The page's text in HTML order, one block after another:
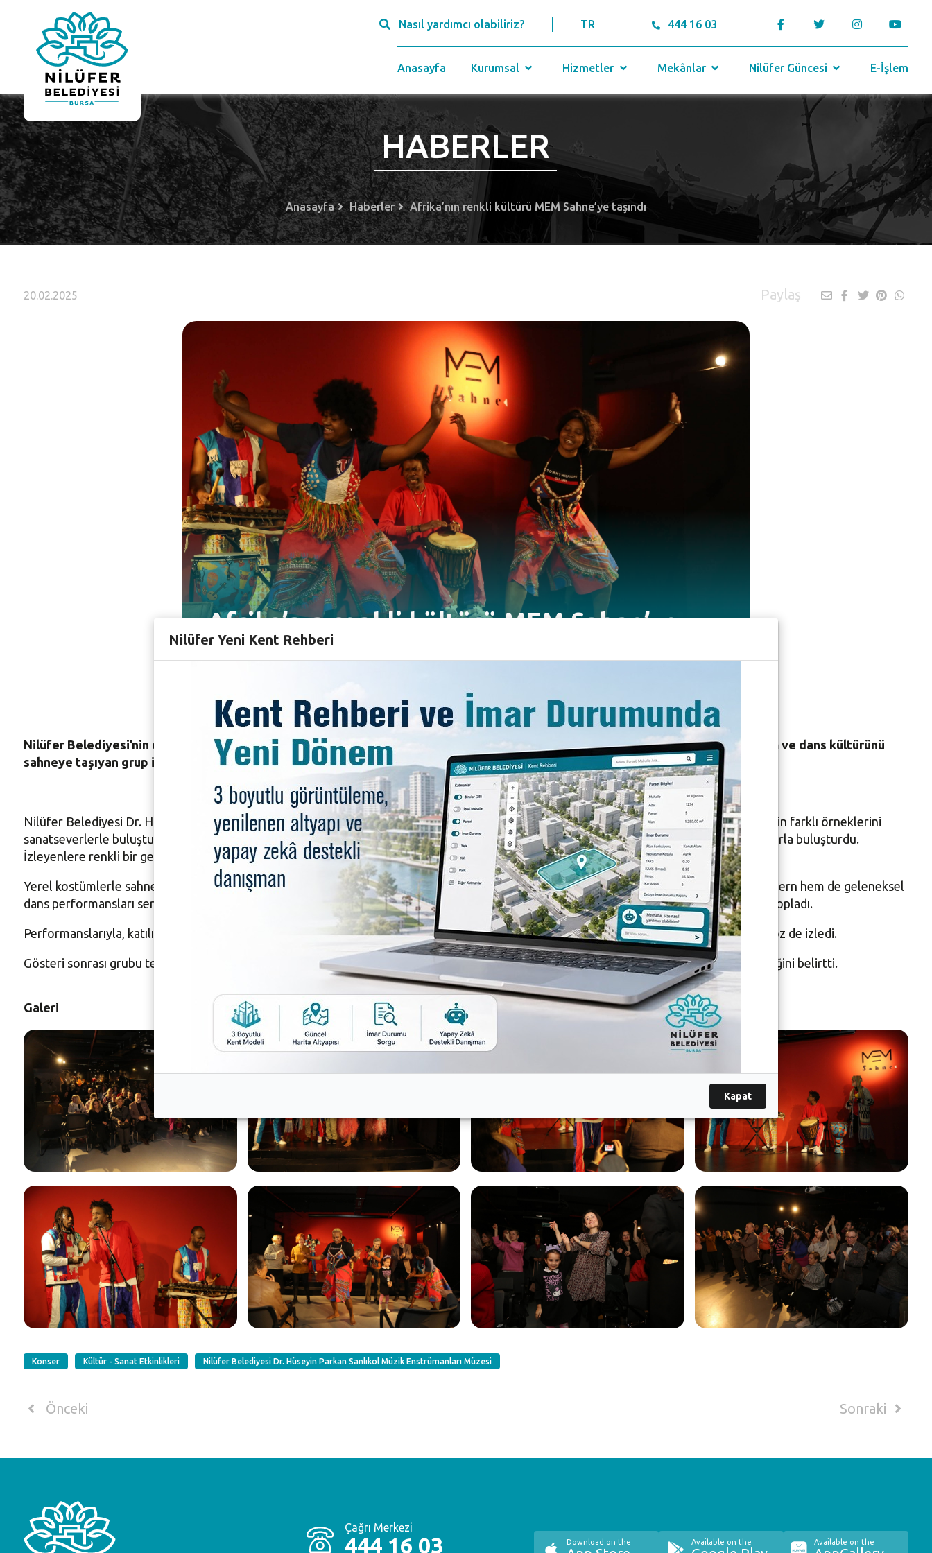
Nasıl yardımcı olabiliriz? TR 444 16 03
Anasayfa Kurumsal Hizmetler Mekânlar Nilüfer Güncesi E-İşlem
HABERLER
Anasayfa Haberler Afrika’nın renkli kültürü MEM Sahne’ye taşındı
20.02.2025 Paylaş
Afrika’nın renkli kültürü MEM Sahne’ye
taşındı
Nilüfer Belediyesi’nin düzenlediği MEM Sahne Konserleri’nin son konuğu Afro Djembe Dans grubu oldu. Afrika’nın geleneksel ritim ve dans kültürünü
sahneye taşıyan grup izleyicilere renkli bir gece yaşattı.
Nilüfer Belediyesi Dr. Hüseyin Parkan Sanlıkol Müzik Enstrümanları Müzesi’nde (MEM) düzenlenen MEM Sahne Konserleri, dünya müziğinin farklı örneklerini
sanatseverlerle buluşturmaya devam ediyor. Bu kapsamda sahne alan Afro Djembe Dans, geleneksel Afrika müziği ve danslarını katılımcılarla buluşturdu.
İzleyenlere renkli bir gece yaşatan grup hareketli şarkılarıyla da eğlendirdi.
Yerel kostümlerle sahneye çıkan dansçılar; sabar davulu, tama, djembe ve balafon gibi geleneksel Afrika enstrümanları eşliğinde, hem modern hem de geleneksel
dans performansları sergiledi. Batı Afrika’nın, farklı ülkelerinden gelen dansçılardan oluşan grup, etkileyici sahne şovlarıyla büyük beğeni topladı.
Performanslarıyla, katılımcılardan tam not alan Afro Djembe Dans grubunun konserini Nilüfer Belediye Başkan Yardımcısı Mahmut Demiröz de izledi.
Gösteri sonrası grubu tebrik eden Mahmut Demiröz, Nilüfer Belediyesi’nin sanatı ve farklı kültürleri Nilüferlilerle buluşturmayı sürdüreceğini belirtti.
Galeri
Konser Kültür - Sanat Etkinlikleri Nilüfer Belediyesi Dr. Hüseyin Parkan Sanlıkol Müzik Enstrümanları Müzesi
Önceki Sonraki
Çağrı Merkezi
444 16 03 Download on the Available on the Available on the
Nilüfer Yeni Kent Rehberi
Kapat